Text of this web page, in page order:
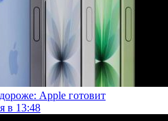
Apple готовит
в 13:48